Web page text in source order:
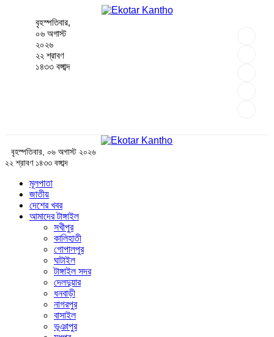
বৃহস্পতিবার,
০৬ অগাস্ট
২০২৬
২২ শ্রাবণ
১৪৩৩ বঙ্গাব্দ
বৃহস্পতিবার, ০৬ অগাস্ট ২০২৬
২২ শ্রাবণ ১৪৩৩ বঙ্গাব্দ
মূলপাতা
জাতীয়
দেশের খবর
আমাদের টাঙ্গাইল
সখীপুর
কালিহাতী
গোপালপুর
ঘাটাইল
টাঙ্গাইল সদর
দেলদুয়ার
ধনবাড়ী
নাগরপুর
বাসাইল
ভূঞাপুর